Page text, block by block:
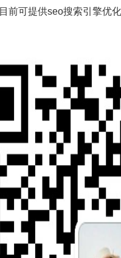
目前可提供seo搜索引擎优